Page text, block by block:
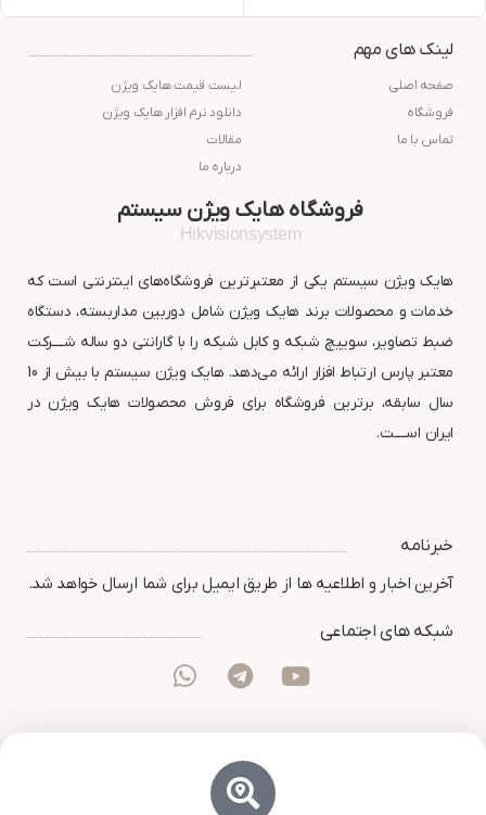
استاندارد : IP67
افزار
دید در شب : 30 متر مربع
لینک های مهم
صفحه اصلی
فروشگاه
تماس با ما
لیست قیمت هایک ویژن
دانلود نرم افزار هایک ویژن
مقالات
درباره ما
فروشگاه هایک ویژن سیستم
Hikvisionsystem
هایک ویژن سیستم یکی از معتبرترین فروشگاه‌های اینترنتی است که
خدمات و محصولات برند هایک ویژن شامل دوربین مداربسته، دستگاه
ضبط تصاویر، سوییچ شبکه و کابل شبکه را با گارانتی دو ساله شــــرکت
معتبر پارس ارتباط افزار ارائه می‌دهد. هایک ویژن سیستم با بیش از 10
سال سابقه، برترین فروشگاه برای فروش محصولات هایک ویژن در
ایران اســــت.
خبرنامه
آخرین اخبار و اطلاعیه ها از طریق ایمیل برای شما ارسال خواهد شد.
شبکه های اجتماعی